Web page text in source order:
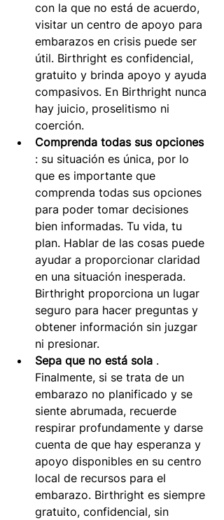
con la que no está de acuerdo,
visitar un centro de apoyo para
embarazos en crisis puede ser
útil. Birthright es confidencial,
gratuito y brinda apoyo y ayuda
compasivos. En Birthright nunca
hay juicio, proselitismo ni
coerción.
Comprenda todas sus opciones
: su situación es única, por lo
que es importante que
comprenda todas sus opciones
para poder tomar decisiones
bien informadas. Tu vida, tu
plan. Hablar de las cosas puede
ayudar a proporcionar claridad
en una situación inesperada.
Birthright proporciona un lugar
seguro para hacer preguntas y
obtener información sin juzgar
ni presionar.
Sepa que no está sola .
Finalmente, si se trata de un
embarazo no planificado y se
siente abrumada, recuerde
respirar profundamente y darse
cuenta de que hay esperanza y
apoyo disponibles en su centro
local de recursos para el
embarazo. Birthright es siempre
gratuito, confidencial, sin